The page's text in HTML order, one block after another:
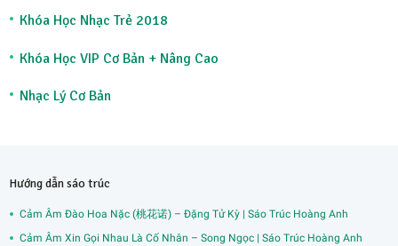
Khóa Học Nhạc Trẻ 2018
Khóa Học VIP Cơ Bản + Nâng Cao
Nhạc Lý Cơ Bản
Hướng dẫn sáo trúc
Cảm Âm Đào Hoa Nặc (桃花诺) – Đặng Tử Kỳ | Sáo Trúc Hoàng Anh
Cảm Âm Xin Gọi Nhau Là Cố Nhân – Song Ngọc | Sáo Trúc Hoàng Anh